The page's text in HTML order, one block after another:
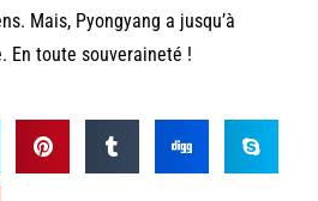
Mais, Pyongyang a jusqu’à
En toute souveraineté !